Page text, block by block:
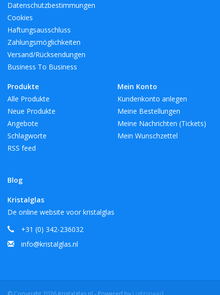
Datenschutzbestimmungen
Cookies
Haftungsausschluss
Zahlungsmöglichkeiten
Versand/Rücksendungen
Business To Business
Produkte
Alle Produkte
Neue Produkte
Angebote
Schlagworte
RSS feed
Blog
Mein Konto
Kundenkonto anlegen
Meine Bestellungen
Meine Nachrichten (Tickets)
Mein Wunschzettel
Kristalglas
De online website voor kristalglas
+31 (0) 342-236032
info@kristalglas.nl